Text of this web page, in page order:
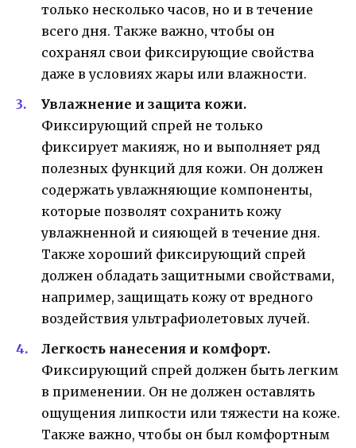
только несколько часов, но и в течение
всего дня. Также важно, чтобы он
сохранял свои фиксирующие свойства
даже в условиях жары или влажности.
Увлажнение и защита кожи.
Фиксирующий спрей не только
фиксирует макияж, но и выполняет ряд
полезных функций для кожи. Он должен
содержать увлажняющие компоненты,
которые позволят сохранить кожу
увлажненной и сияющей в течение дня.
Также хороший фиксирующий спрей
должен обладать защитными свойствами,
например, защищать кожу от вредного
воздействия ультрафиолетовых лучей.
Легкость нанесения и комфорт.
Фиксирующий спрей должен быть легким
в применении. Он не должен оставлять
ощущения липкости или тяжести на коже.
Также важно, чтобы он был комфортным